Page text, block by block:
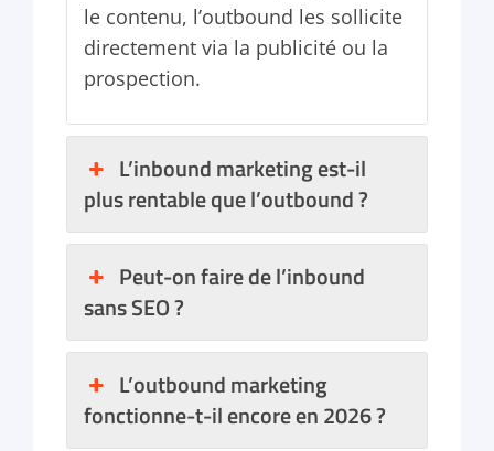
le contenu, l’outbound les sollicite
directement via la publicité ou la
prospection.
L’inbound marketing est-il
plus rentable que l’outbound ?
Peut-on faire de l’inbound
sans SEO ?
L’outbound marketing
fonctionne-t-il encore en 2026 ?